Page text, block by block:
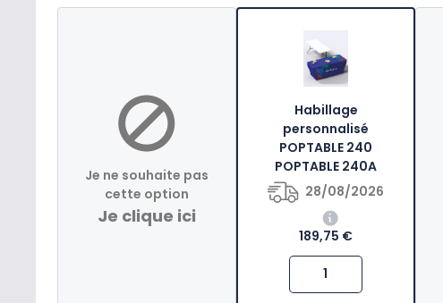
Je ne souhaite pas
cette option
Je clique ici
Habillage
personnalisé
POPTABLE 240
POPTABLE 240A
28/08/2026
189,75 €